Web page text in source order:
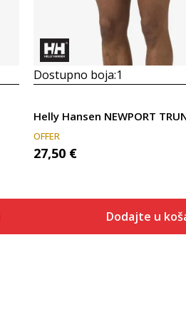
Dostupno boja:1
Helly Hansen NEWPORT
OFFER
27,50 €
Dodajte u